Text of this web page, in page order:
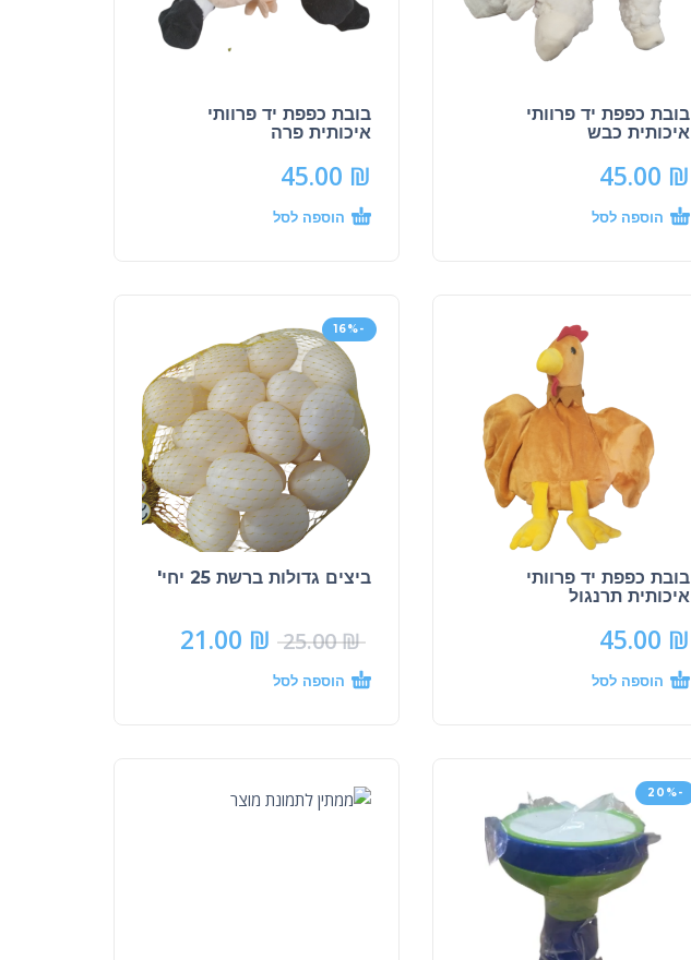
בובת כפפת יד פרוותי
איכותית כבש
45.00 ₪
הוספה לסל
בובת כפפת יד פרוותי
איכותית פרה
45.00 ₪
הוספה לסל
בובת כפפת יד פרוותי
איכותית תרנגול
45.00 ₪
הוספה לסל
-16%
ביצים גדולות ברשת 25 יחי'
25.00₪
21.00 ₪
הוספה לסל
-20%